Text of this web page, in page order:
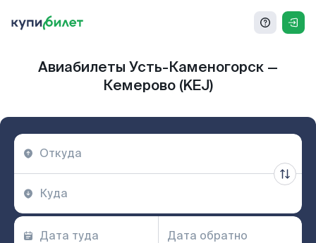
Авиабилеты Усть-Каменогорск —
Кемерово (KEJ)